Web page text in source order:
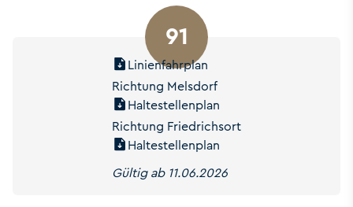
91
Linienfahrplan
Richtung Melsdorf
Haltestellenplan
Richtung Friedrichsort
Haltestellenplan
Gültig ab 11.06.2026